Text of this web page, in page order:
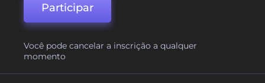
Participar
Você pode cancelar a inscrição a qualquer
momento